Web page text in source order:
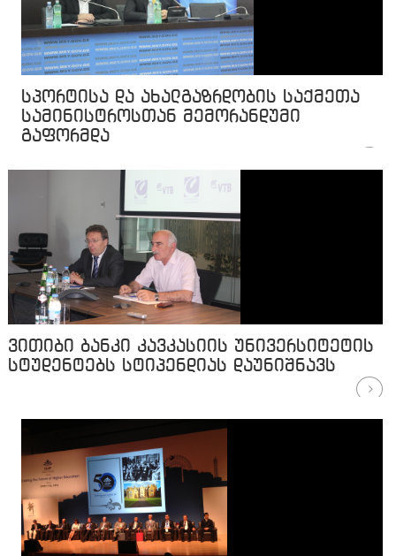
სპორტისა და ახალგაზრდობის საქმეთა
სამინისტროსთან მემორანდუმი
გაფორმდა
ვითიბი ბანკი კავკასიის უნივერსიტეტის
სტუდენტებს სტიპენდიას დაუნიშნავს